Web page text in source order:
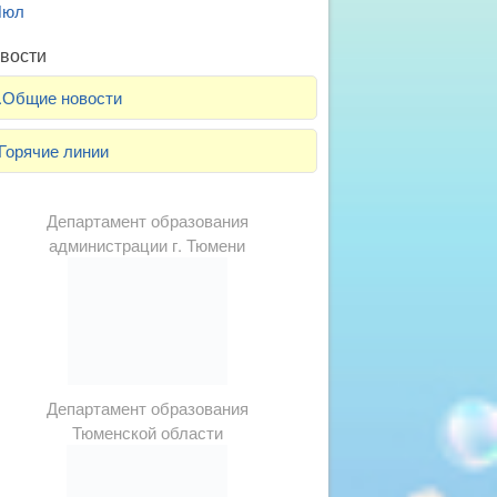
.Общие новости
Горячие линии
Департамент образования
администрации г. Тюмени
Департамент образования
Тюменской области